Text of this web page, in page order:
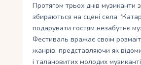
Протягом трьох днів музиканти
збираються на сцені села
подарувати гостям незабутнє
Фестиваль вражає своїм
жанрів, представляючи як
і талановитих молодих